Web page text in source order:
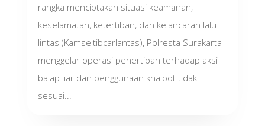
rangka menciptakan situasi keamanan,
keselamatan, ketertiban, dan kelancaran lalu
lintas (Kamseltibcarlantas), Polresta Surakarta
menggelar operasi penertiban terhadap aksi
balap liar dan penggunaan knalpot tidak
sesuai...